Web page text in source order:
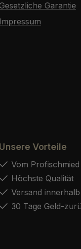
Garantie
Impressum
Unsere Vorteile
Vom
Höchste Qualität
Versand
30 Tage Geld-